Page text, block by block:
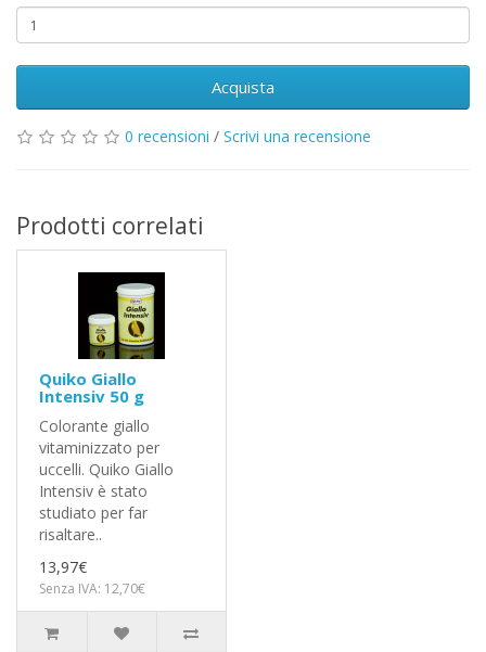
Acquista
0 recensioni / Scrivi una recensione
Prodotti correlati
Quiko Giallo
Intensiv 50 g
Colorante giallo
vitaminizzato per
uccelli. Quiko Giallo
Intensiv è stato
studiato per far
risaltare..
13,97€
Senza IVA: 12,70€